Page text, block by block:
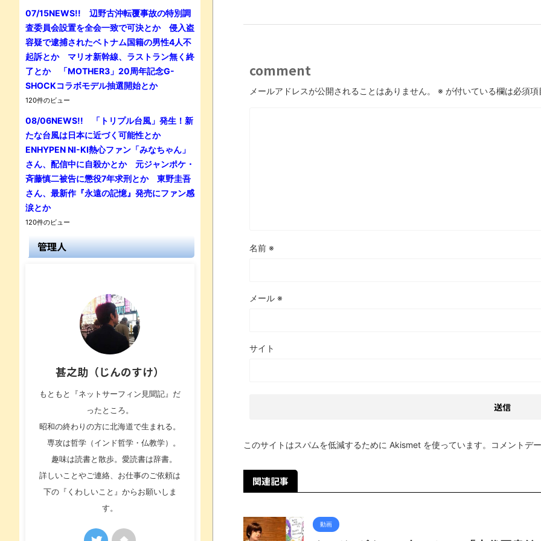
comment
メールアドレスが公開されることはありません。 ※ が付いている欄は必須項
名前 ※
メール ※
サイト
このサイトはスパムを低減するために Akismet を使っています。 コメントデ
関連記事
動画
07/15NEWS!! 辺野古沖転覆事故の特別調
査委員会設置を全会一致で可決とか 侵入盗
容疑で逮捕されたベトナム国籍の男性4人不
起訴とか マリオ新幹線、ラストラン無く終
了とか 「MOTHER3」20周年記念G-
SHOCKコラボモデル抽選開始とか
120件のビュー
08/06NEWS!! 「トリプル台風」発生！新
たな台風は日本に近づく可能性とか
ENHYPEN NI-KI熱心ファン「みなちゃん」
さん、配信中に自殺かとか 元ジャンポケ・
斉藤慎二被告に懲役7年求刑とか 東野圭吾
さん、最新作『永遠の記憶』発売にファン感
涙とか
120件のビュー
管理人
甚之助（じんのすけ）
もともと『ネットサーフィン見聞記』だ
ったところ。
昭和の終わりの方に北海道で生まれる。
専攻は哲学（インド哲学・仏教学）。
趣味は読書と散歩。愛読書は辞書。
詳しいことやご連絡、お仕事のご依頼は
下の『くわしいこと』からお願いしま
す。